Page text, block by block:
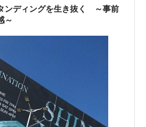
今までのLIVE参戦で私がやってこな
…
ンディングを生き抜く ～事前
～